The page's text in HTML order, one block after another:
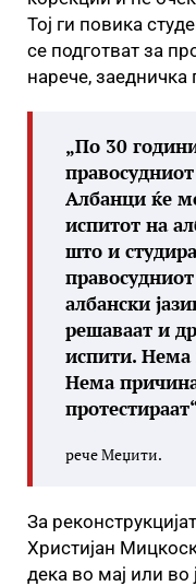
Тој ги повика
се подготват за
нарече, заедничка
„По 30
Албанци ќе
испитот на
што и
албански
решаваат и
испити. Нема
Нема
рече Меџити.
За
Христијан
дека во мај или во